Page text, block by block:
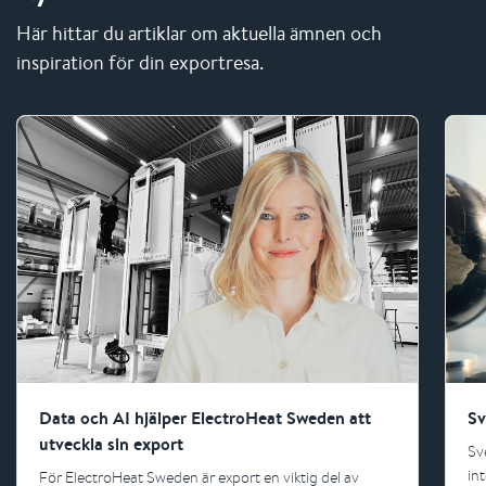
Här hittar du artiklar om aktuella ämnen och
inspiration för din exportresa.
Data och AI hjälper ElectroHeat Sweden att
utveckla sin export
För ElectroHeat Sweden är export en viktig del av